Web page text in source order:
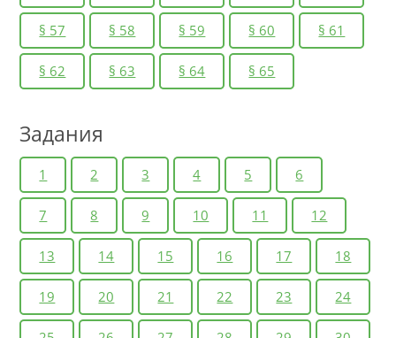
§ 57 § 58 § 59 § 60 § 61
§ 62 § 63 § 64 § 65
Задания
1 2 3 4 5 6
7 8 9 10 11 12
13 14 15 16 17 18
19 20 21 22 23 24